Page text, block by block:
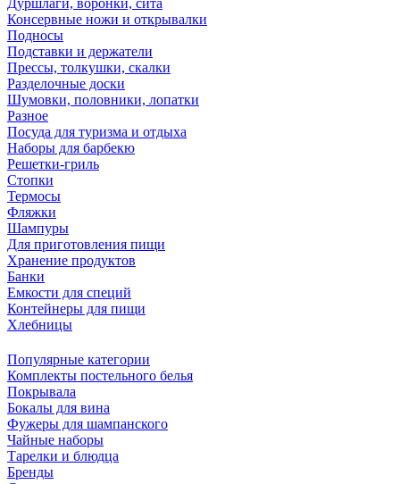
Дуршлаги, воронки, сита
Консервные ножи и открывалки
Подносы
Подставки и держатели
Прессы, толкушки, скалки
Разделочные доски
Шумовки, половники, лопатки
Разное
Посуда для туризма и отдыха
Наборы для барбекю
Решетки-гриль
Стопки
Термосы
Фляжки
Шампуры
Для приготовления пищи
Хранение продуктов
Банки
Емкости для специй
Контейнеры для пищи
Хлебницы
Популярные категории
Комплекты постельного белья
Покрывала
Бокалы для вина
Фужеры для шампанского
Чайные наборы
Тарелки и блюдца
Бренды